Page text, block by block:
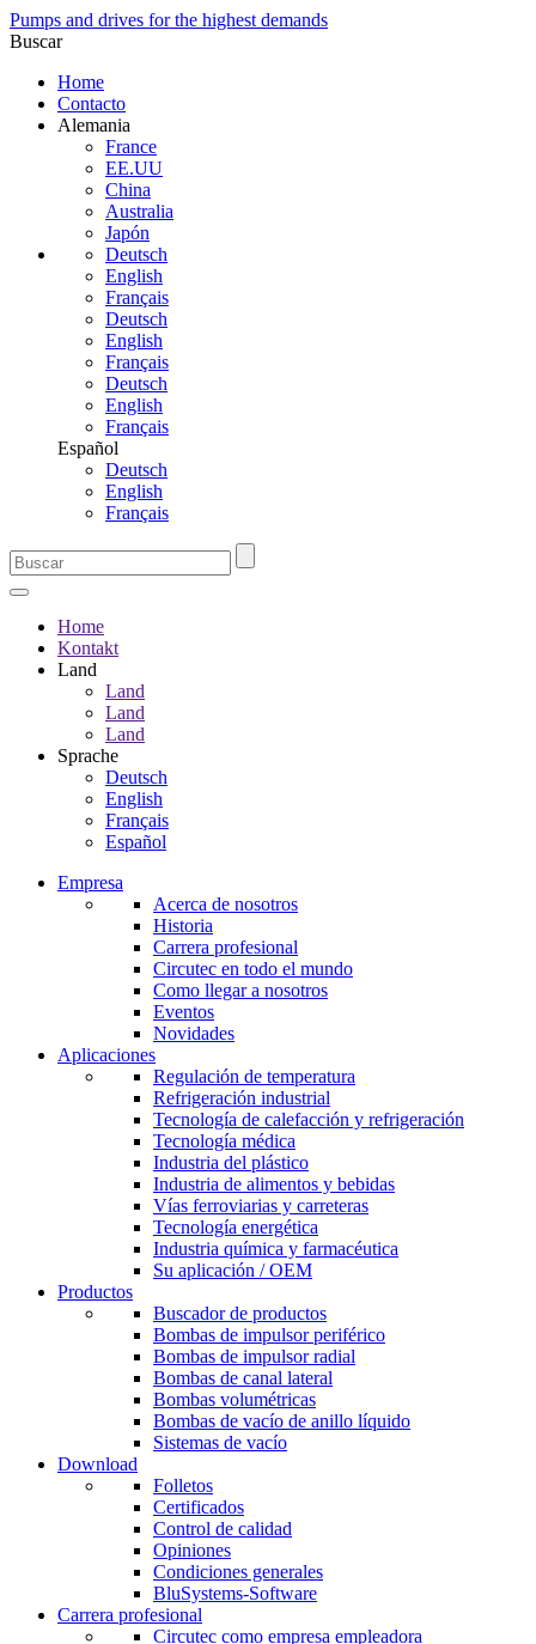
Pumps and drives for the highest demands
Buscar
Home
Contacto
Alemania
France
EE.UU
China
Australia
Japón
Deutsch
English
Français
Deutsch
English
Français
Deutsch
English
Français
Español
Deutsch
English
Français
Home
Kontakt
Land
Land
Land
Land
Sprache
Deutsch
English
Français
Español
Empresa
Acerca de nosotros
Historia
Carrera profesional
Circutec en todo el mundo
Como llegar a nosotros
Eventos
Novidades
Aplicaciones
Regulación de temperatura
Refrigeración industrial
Tecnología de calefacción y refrigeración
Tecnología médica
Industria del plástico
Industria de alimentos y bebidas
Vías ferroviarias y carreteras
Tecnología energética
Industria química y farmacéutica
Su aplicación / OEM
Productos
Buscador de productos
Bombas de impulsor periférico
Bombas de impulsor radial
Bombas de canal lateral
Bombas volumétricas
Bombas de vacío de anillo líquido
Sistemas de vacío
Download
Folletos
Certificados
Control de calidad
Opiniones
Condiciones generales
BluSystems-Software
Carrera profesional
Circutec como empresa empleadora